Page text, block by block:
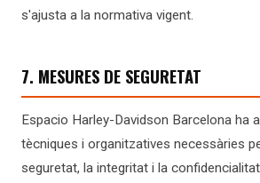
s'ajusta a la normativa vigent.
7. MESURES DE SEGURETAT
Espacio Harley-Davidson Barcelona ha
tècniques i organitzatives necessàries
seguretat, la integritat i la